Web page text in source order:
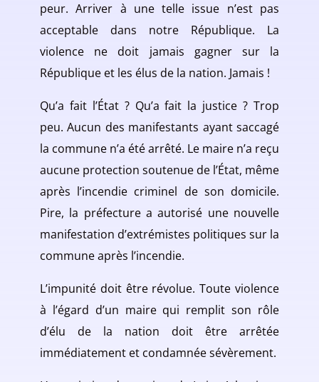
peur. Arriver à une telle issue n’est pas
acceptable dans notre République. La
violence ne doit jamais gagner sur la
République et les élus de la nation. Jamais !
Qu’a fait l’État ? Qu’a fait la justice ? Trop
peu. Aucun des manifestants ayant saccagé
la commune n’a été arrêté. Le maire n’a reçu
aucune protection soutenue de l’État, même
après l’incendie criminel de son domicile.
Pire, la préfecture a autorisé une nouvelle
manifestation d’extrémistes politiques sur la
commune après l’incendie.
L’impunité doit être révolue. Toute violence
à l’égard d’un maire qui remplit son rôle
d’élu de la nation doit être arrêtée
immédiatement et condamnée sévèrement.